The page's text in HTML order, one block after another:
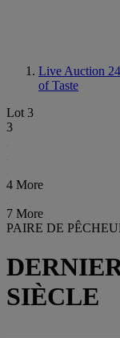
Live Auction
of Taste
Lot 3
3
4 More
7 More
PAIRE DE
SIÈCLE